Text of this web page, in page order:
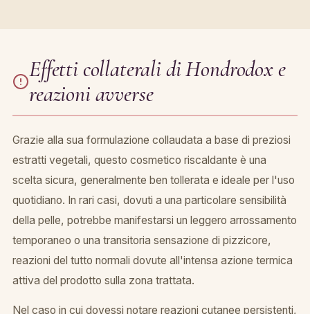
Effetti collaterali di Hondrodox e
reazioni avverse
Grazie alla sua formulazione collaudata a base di preziosi
estratti vegetali, questo cosmetico riscaldante è una
scelta sicura, generalmente ben tollerata e ideale per l'uso
quotidiano. In rari casi, dovuti a una particolare sensibilità
della pelle, potrebbe manifestarsi un leggero arrossamento
temporaneo o una transitoria sensazione di pizzicore,
reazioni del tutto normali dovute all'intensa azione termica
attiva del prodotto sulla zona trattata.
Nel caso in cui dovessi notare reazioni cutanee persistenti,